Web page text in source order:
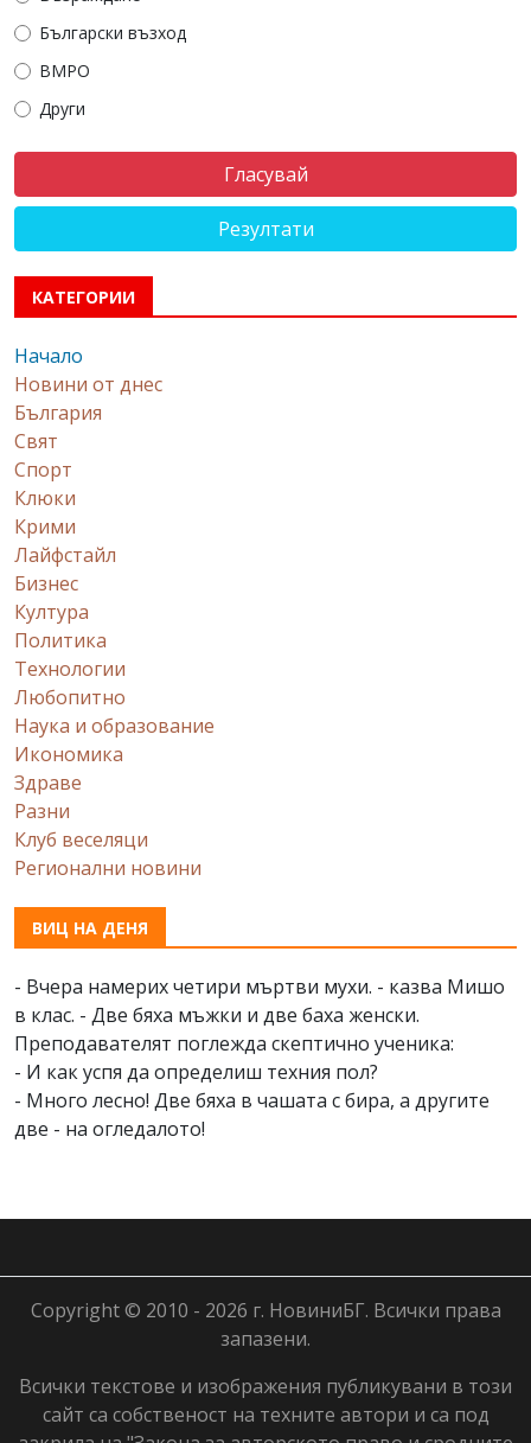
Български възход
ВМРО
Други
Резултати
КАТЕГОРИИ
Начало
Новини от днес
България
Свят
Спорт
Клюки
Крими
Лайфстайл
Бизнес
Култура
Политика
Технологии
Любопитно
Наука и образование
Икономика
Здраве
Разни
Клуб веселяци
Регионални новини
ВИЦ НА ДЕНЯ
- Вчера намерих четири мъртви мухи. - казва Мишо
в клас. - Две бяха мъжки и две баха женски.
Преподавателят поглежда скептично ученика:
- И как успя да определиш техния пол?
- Много лесно! Две бяха в чашата с бира, а другите
две - на огледалото!
Copyright © 2010 - 2026 г. НовиниБГ. Всички права
запазени.
Всички текстове и изображения публикувани в този
сайт са собственост на техните автори и са под